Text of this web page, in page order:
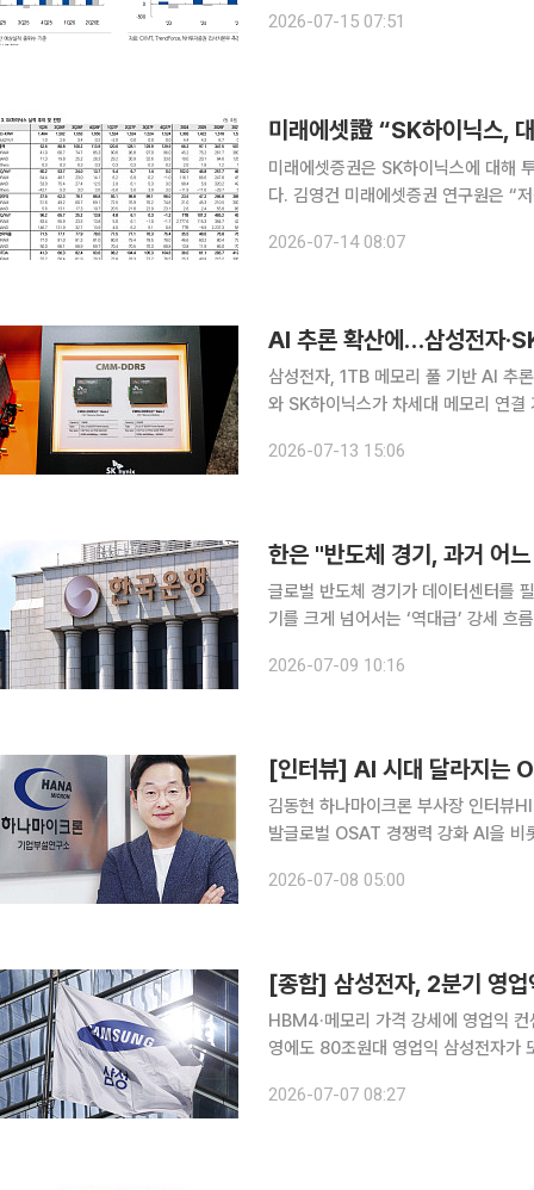
2026-07-15 07:51
미래에셋證 “SK하이닉스,
미래에셋증권은 SK하이닉스에 대해
다. 김영건 미래에셋증권 연구원은 “저점 비중확대가 유효한 시기라고 판단한다”며 “최근 주가 조
다소 과하게 진행됐지만, 대외 업황
2026-07-14 08:07
AI 추론 확산에…삼성전자
삼성전자, 1TB 메모리 풀 기반 AI 추론
와 SK하이닉스가 차세대 메모리 연
2026-07-13 15:06
글로벌 반도체 경기가 데이터센터를
기를 크게 넘어서는 ‘역대급’ 강세 흐
통해 "현 반도체 경기는 2023년 3월
2026-07-09 10:16
김동현 하나마이크론 부사장 인터뷰
발글로벌 OSAT 경쟁력 강화 AI을 비롯한 첨단 산업이 빠르게 확장되며 반도체를 포함한 다양한 제
그 기반에는 소재·부품·장비(소부장)
2026-07-08 05:00
HBM4·메모리 가격 강세에 영업익
영에도 80조원대 영업익 삼성전자가 또 한 번 분기 최대 실적을 갈아치웠다. 고대역폭메모리
2026-07-07 08:27